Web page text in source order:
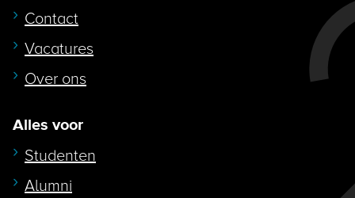
Contact
Vacatures
Over ons
Alles voor
Studenten
Alumni